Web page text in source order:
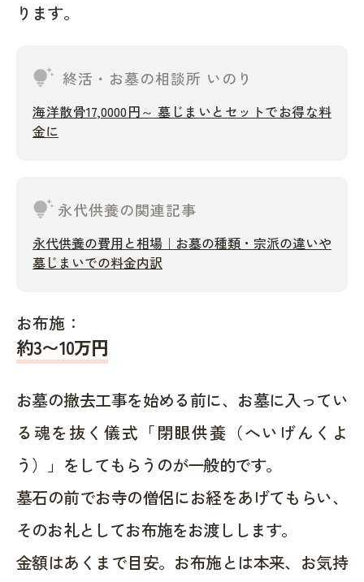
ります。
tips_and_updates 終活・お墓の相談所 いのり
海洋散骨17,0000円～ 墓じまいとセットでお得な料
金に
tips_and_updates 永代供養の関連記事
永代供養の費用と相場｜お墓の種類・宗派の違いや
墓じまいでの料金内訳
お布施：
約3〜10万円
お墓の撤去工事を始める前に、お墓に入ってい
る魂を抜く儀式「閉眼供養（へいげんくよ
う）」をしてもらうのが一般的です。
墓石の前でお寺の僧侶にお経をあげてもらい、
そのお礼としてお布施をお渡しします。
金額はあくまで目安。お布施とは本来、お気持